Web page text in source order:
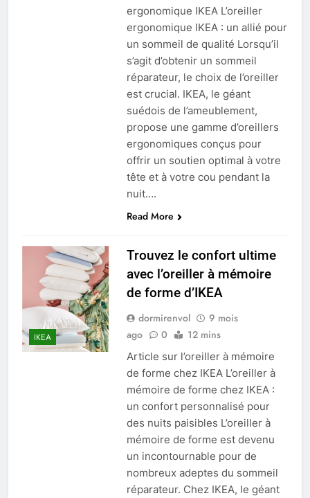
ergonomique IKEA L’oreiller
ergonomique IKEA : un allié pour
un sommeil de qualité Lorsqu’il
s’agit d’obtenir un sommeil
réparateur, le choix de l’oreiller
est crucial. IKEA, le géant
suédois de l’ameublement,
propose une gamme d’oreillers
ergonomiques conçus pour
offrir un soutien optimal à votre
tête et à votre cou pendant la
nuit….
Read More
IKEA
Trouvez le confort ultime
avec l’oreiller à mémoire
de forme d’IKEA
dormirenvol
9 mois
ago
0 12 mins
Article sur l’oreiller à mémoire
de forme chez IKEA L’oreiller à
mémoire de forme chez IKEA :
un confort personnalisé pour
des nuits paisibles L’oreiller à
mémoire de forme est devenu
un incontournable pour de
nombreux adeptes du sommeil
réparateur. Chez IKEA, le géant